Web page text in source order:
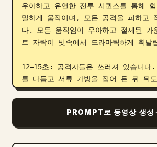
우아하고 유연한 전투 시퀀스를 통해
밀하게 움직이며, 모든 공격을 피하고
다. 모든 움직임이 우아하고 절제된 가
트 자락이 빗속에서 드라마틱하게 휘날
12–15초: 공격자들은 쓰러져 있습니다
를 다듬고 서류 가방을 집어 든 뒤 뒤
고 걸어갑니다. 카메라는 비에 젖은
션이 흐릅니다: PROMPT로 동영상 생성